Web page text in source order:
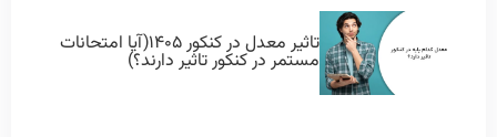
تاثیر معدل در کنکور ۱۴۰۵(آیا امتحانات
مستمر در کنکور تاثیر دارند؟)